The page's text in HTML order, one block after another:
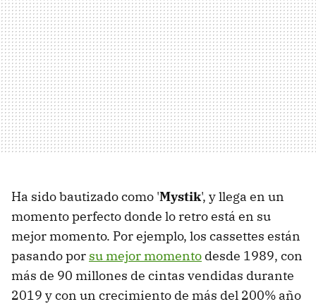
Ha sido bautizado como 'Mystik', y llega en un
momento perfecto donde lo retro está en su
mejor momento. Por ejemplo, los cassettes están
pasando por su mejor momento desde 1989, con
más de 90 millones de cintas vendidas durante
2019 y con un crecimiento de más del 200% año